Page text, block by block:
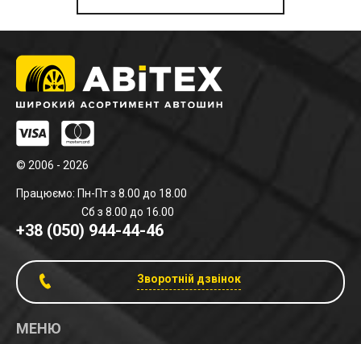
© 2006 - 2026
Працюємо: Пн-Пт з 8.00 до 18.00
Сб з 8.00 до 16.00
+38 (050) 944-44-46
Зворотній дзвінок
МЕНЮ